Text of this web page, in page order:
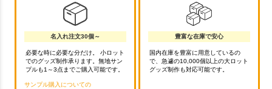
名入れ注文30個～
必要な時に必要な分だけ。 小ロット
でのグッズ制作承ります。無地サン
プルも1～3点までご購入可能です。
サンプル購入についての
豊富な在庫で安心
国内在庫を豊富に用意しているの
で、急遽の10,000個以上の大ロット
グッズ制作も対応可能です。